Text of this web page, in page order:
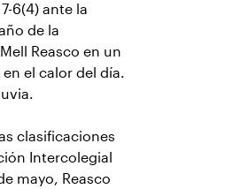
6(4) ante la
de la
Reasco en un
el calor del día.
clasificaciones
Intercolegial
mayo, Reasco